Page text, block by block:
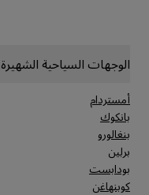
الوجهات السياحية الشهيرة
أمستردام
بانكوك
بنغالورو
برلين
بودابست
كوبنهاغن